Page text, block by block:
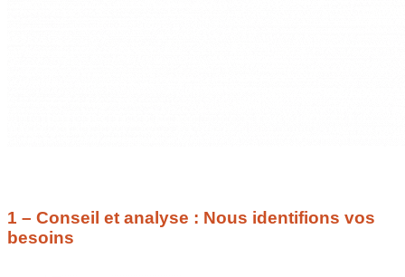
1 – Conseil et analyse : Nous identifions vos
besoins